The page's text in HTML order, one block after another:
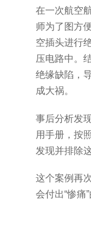
在一次航空
师为了图方
空插头进行
压电路中。
绝缘缺陷，
成大祸。
事后分析发
用手册，按
发现并排除
这个案例再
会付出“惨痛”